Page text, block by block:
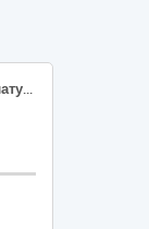
09130000-9 Нафта і дистиляти (Номенклатура 09131000-6 Авіаційний гас) (паливо ТС-1 або паливо Jet А-1)